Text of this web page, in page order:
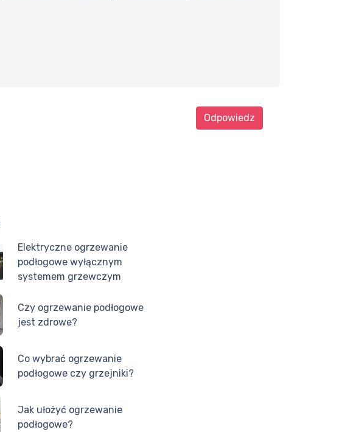
Odpowiedz
Elektryczne ogrzewanie
podłogowe wyłącznym
systemem grzewczym
Czy ogrzewanie podłogowe
jest zdrowe?
Co wybrać ogrzewanie
podłogowe czy grzejniki?
Jak ułożyć ogrzewanie
podłogowe?